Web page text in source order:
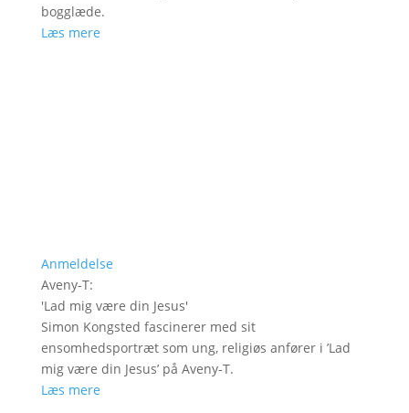
bogglæde.
Læs mere
Anmeldelse
Aveny-T:
'Lad mig være din Jesus'
Simon Kongsted fascinerer med sit
ensomhedsportræt som ung, religiøs anfører i ’Lad
mig være din Jesus’ på Aveny-T.
Læs mere